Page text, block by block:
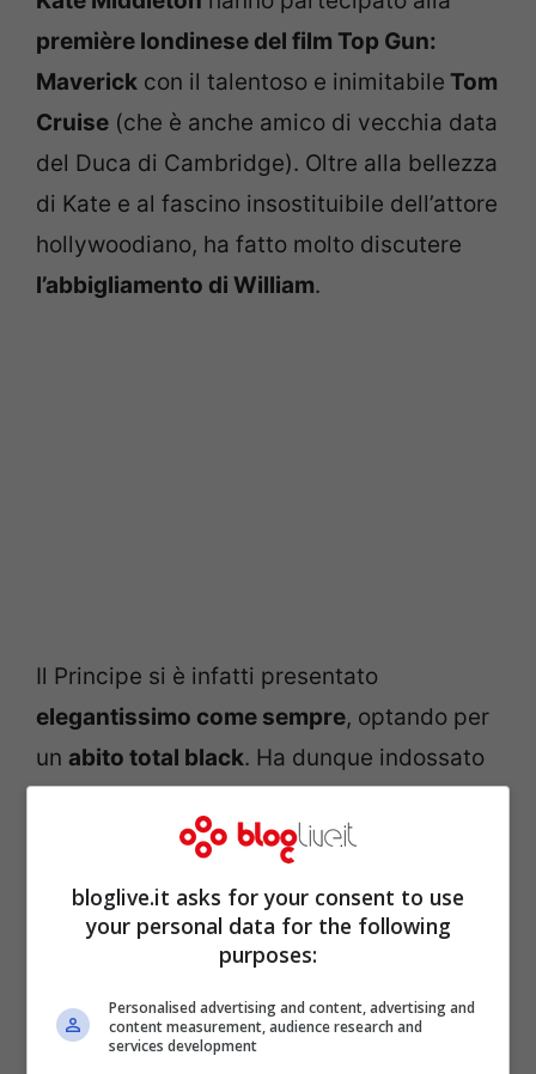
première londinese del film Top Gun:
Maverick con il talentoso e inimitabile Tom
Cruise (che è anche amico di vecchia data
del Duca di Cambridge). Oltre alla bellezza
di Kate e al fascino insostituibile dell’attore
hollywoodiano, ha fatto molto discutere
l’abbigliamento di William.
Il Principe si è infatti presentato
elegantissimo come sempre, optando per
un abito total black. Ha dunque indossato
che hanno fatto da contrasto con la sua
questo che ha fatto chiacchierare tutto il
le sue scarpe
calzature in velluto sono state realizzate
dalcalzolaio Crockett & Jones
bloglive.it asks for your consent to use
your personal data for the following
purposes:
Personalised advertising and content, advertising and
content measurement, audience research and
services development